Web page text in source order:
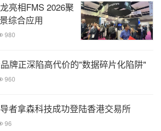
的时代窗口已经打开。工业的"底
被基础模型和智能体重新书写。它
AI那样占据热搜头条，却以低调而强
一场意义深远、气势磅礴的产业革
场科技创新的盛宴，共同开创一个
业新纪元！
亮相FMS 2026聚
综合应用
980
牌正深陷高代价的"数据碎片化陷阱"
960
者拿森科技成功登陆香港交易所
96